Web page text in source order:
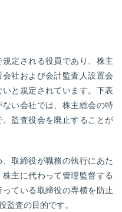
定される役員であり、株主
社および会計監査人設置会
と規定されています。下表
い会社では、株主総会の特
監査役会を廃止することが
取締役が職務の執行にあた
主に代わって管理監督する
ている取締役の専横を防止
監査の目的です。